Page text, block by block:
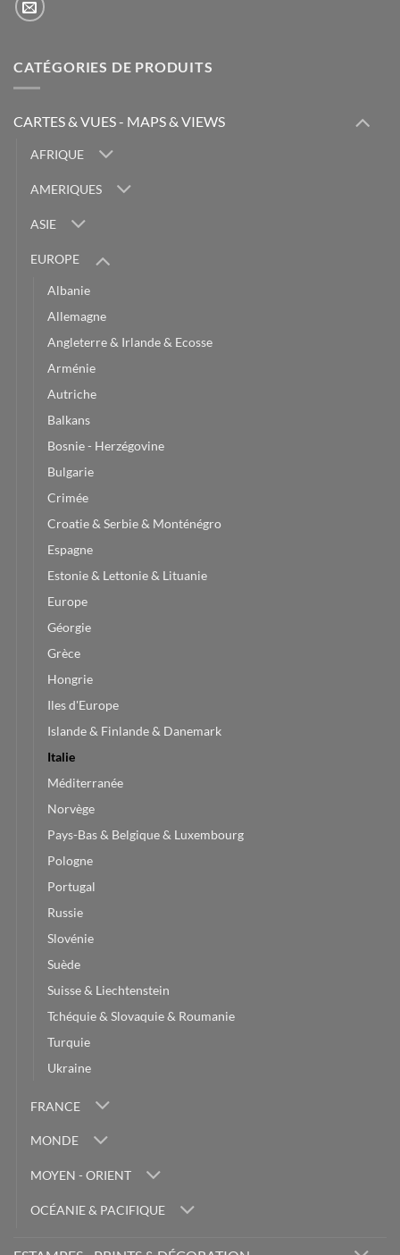
CATÉGORIES DE PRODUITS
CARTES & VUES - MAPS & VIEWS
AFRIQUE
AMERIQUES
ASIE
EUROPE
Albanie
Allemagne
Angleterre & Irlande & Ecosse
Arménie
Autriche
Balkans
Bosnie - Herzégovine
Bulgarie
Crimée
Croatie & Serbie & Monténégro
Espagne
Estonie & Lettonie & Lituanie
Europe
Géorgie
Grèce
Hongrie
Iles d'Europe
Islande & Finlande & Danemark
Italie
Méditerranée
Norvège
Pays-Bas & Belgique & Luxembourg
Pologne
Portugal
Russie
Slovénie
Suède
Suisse & Liechtenstein
Tchéquie & Slovaquie & Roumanie
Turquie
Ukraine
FRANCE
MONDE
MOYEN - ORIENT
OCÉANIE & PACIFIQUE